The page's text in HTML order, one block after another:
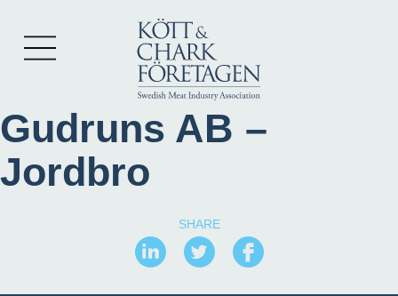
Gudruns AB –
Jordbro
SHARE